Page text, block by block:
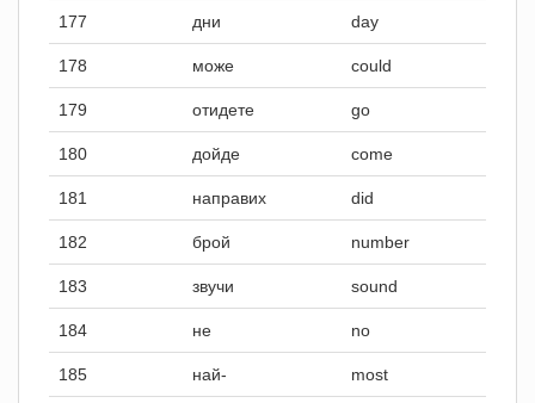
177 дни day
178 може could
179 отидете go
180 дойде come
181 направих did
182 брой number
183 звучи sound
184 не no
185 най- most